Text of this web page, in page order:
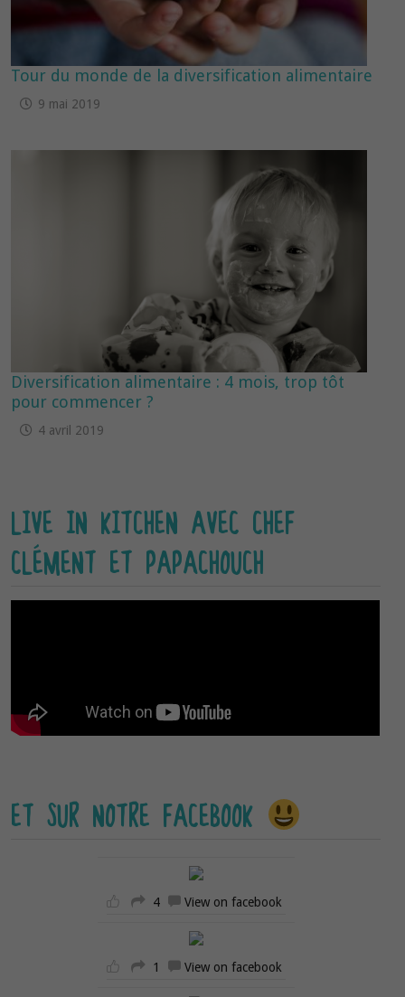
Tour du monde de la diversification alimentaire
9 mai 2019
Diversification alimentaire : 4 mois, trop tôt
pour commencer ?
4 avril 2019
LIVE IN KITCHEN AVEC CHEF
CLÉMENT ET PAPACHOUCH
ET SUR NOTRE FACEBOOK
4 View on facebook
1 View on facebook